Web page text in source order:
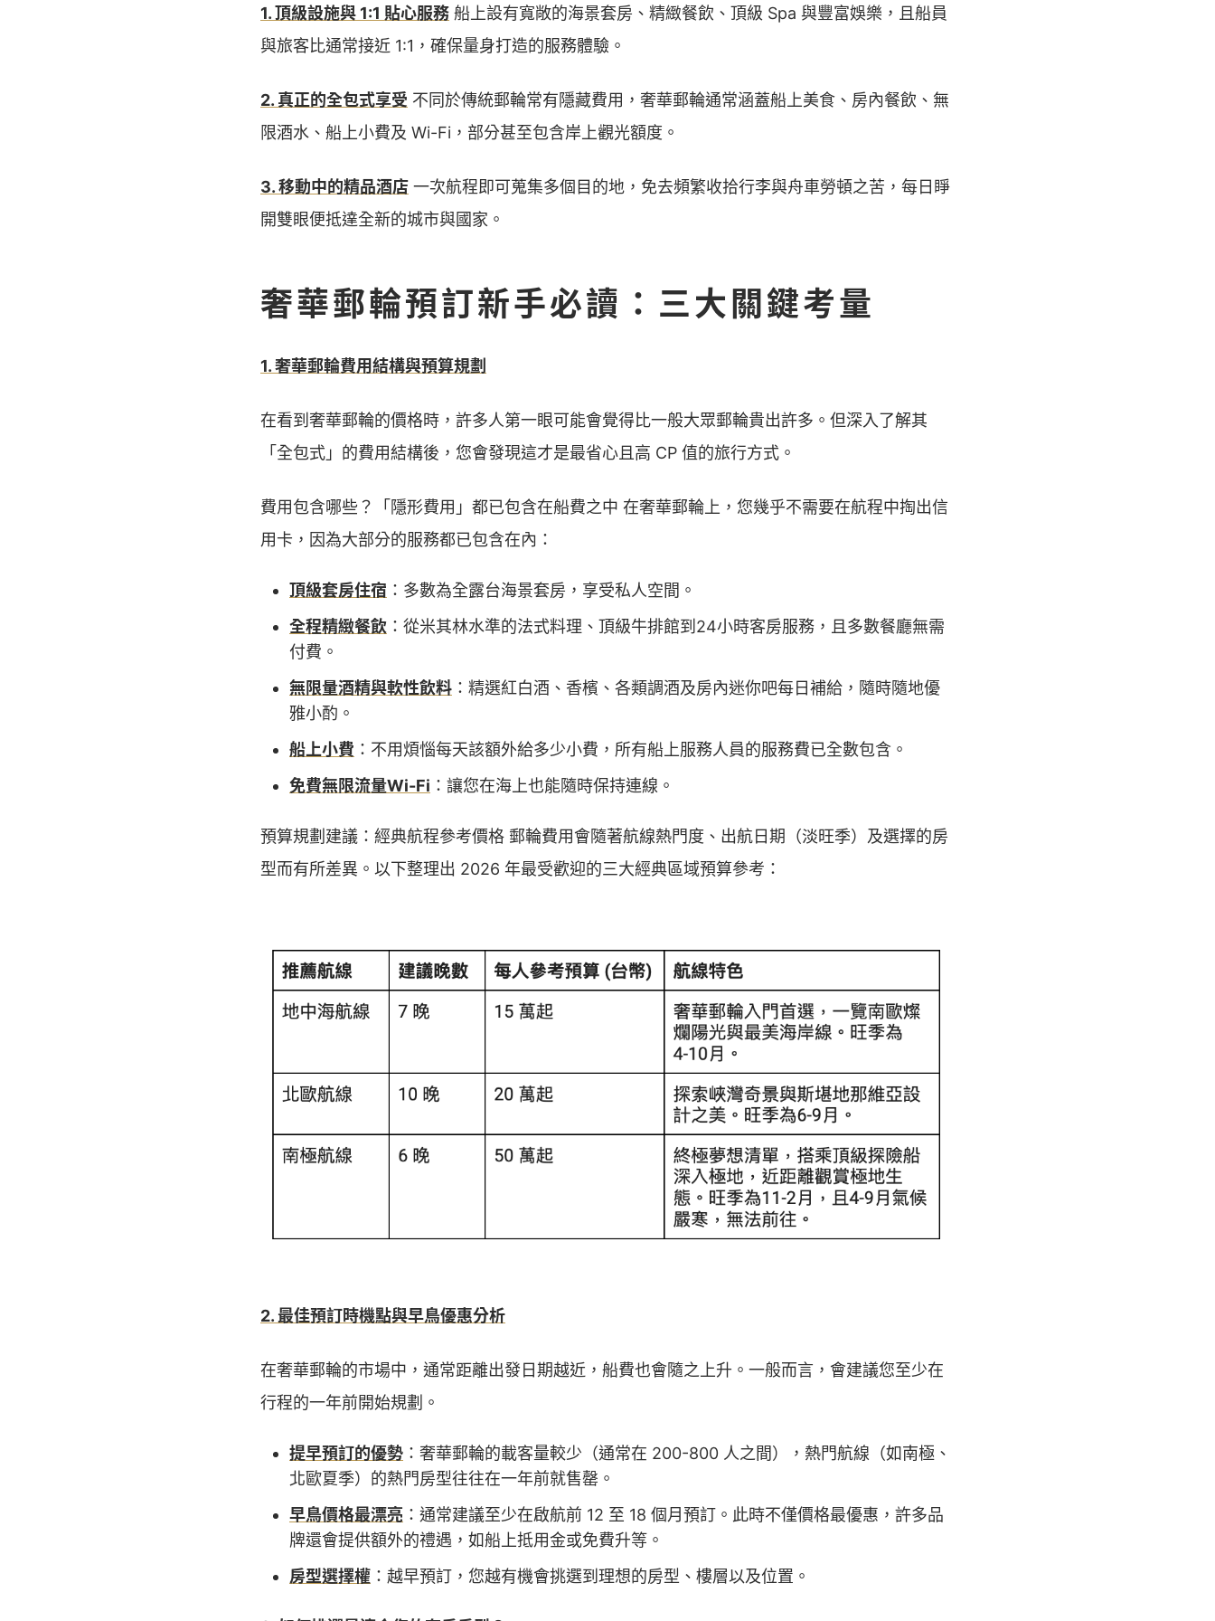
1. 頂級設施與 1:1 貼心服務 船上設有寬敞的海景套房、精緻餐飲、頂級 Spa 與豐富娛樂，且船員
與旅客比通常接近 1:1，確保量身打造的服務體驗。
2. 真正的全包式享受 不同於傳統郵輪常有隱藏費用，奢華郵輪通常涵蓋船上美食、房內餐飲、無
限酒水、船上小費及 Wi-Fi，部分甚至包含岸上觀光額度。
3. 移動中的精品酒店 一次航程即可蒐集多個目的地，免去頻繁收拾行李與舟車勞頓之苦，每日睜
開雙眼便抵達全新的城市與國家。
奢華郵輪預訂新手必讀：三大關鍵考量
1. 奢華郵輪費用結構與預算規劃
在看到奢華郵輪的價格時，許多人第一眼可能會覺得比一般大眾郵輪貴出許多。但深入了解其
「全包式」的費用結構後，您會發現這才是最省心且高 CP 值的旅行方式。
費用包含哪些？「隱形費用」都已包含在船費之中 在奢華郵輪上，您幾乎不需要在航程中掏出信
用卡，因為大部分的服務都已包含在內：
頂級套房住宿 ：多數為全露台海景套房，享受私人空間。
全程精緻餐飲 ：從米其林水準的法式料理、頂級牛排館到24小時客房服務，且多數餐廳無需
付費。
無限量酒精與軟性飲料 ：精選紅白酒、香檳、各類調酒及房內迷你吧每日補給，隨時隨地優
雅小酌。
船上小費 ：不用煩惱每天該額外給多少小費，所有船上服務人員的服務費已全數包含。
免費無限流量Wi-Fi ：讓您在海上也能隨時保持連線。
預算規劃建議：經典航程參考價格 郵輪費用會隨著航線熱門度、出航日期（淡旺季）及選擇的房
型而有所差異。以下整理出 2026 年最受歡迎的三大經典區域預算參考：
2. 最佳預訂時機點與早鳥優惠分析
在奢華郵輪的市場中，通常距離出發日期越近，船費也會隨之上升。一般而言，會建議您至少在
行程的一年前開始規劃。
提早預訂的優勢 ：奢華郵輪的載客量較少（通常在 200-800 人之間），熱門航線（如南極、
北歐夏季）的熱門房型往往在一年前就售罄。
早鳥價格最漂亮 ：通常建議至少在啟航前 12 至 18 個月預訂。此時不僅價格最優惠，許多品
牌還會提供額外的禮遇，如船上抵用金或免費升等。
房型選擇權 ：越早預訂，您越有機會挑選到理想的房型、樓層以及位置。